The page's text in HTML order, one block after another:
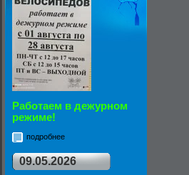
Работаем в дежурном
режиме!
подробнее
09.05.2026